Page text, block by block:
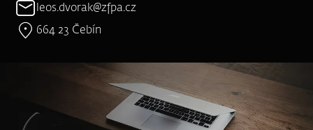
leos.dvorak@zfpa.cz
664 23 Čebín